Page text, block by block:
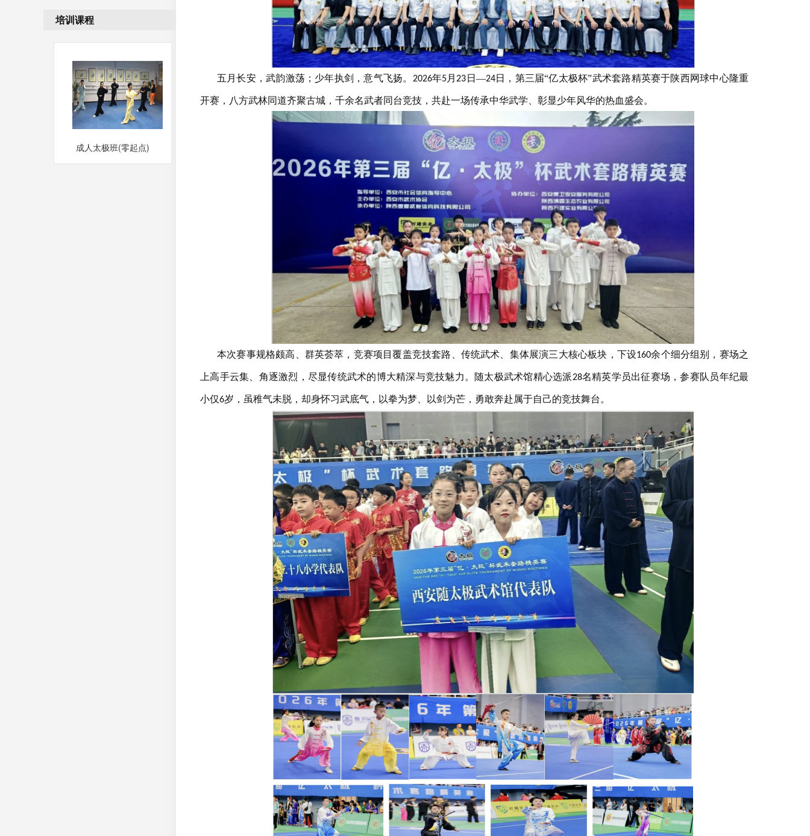
培训课程
成人太极班(零起点)
五月长安，武韵激荡；少年执剑，意气飞扬。 2026年5月 23 日—24日，第三届“亿太极杯”武术套路精英赛于陕西网球中心隆重
开赛，八方武林同道齐聚古城，千余名武者同台竞技，共赴一场传承中华武学、彰显少年风华的热血盛会。
本次赛事规格颇高、群英荟萃，竞赛项目覆盖竞技套路、传统武术、集体展演三大核心板块，下设160余个细分组别，赛场之
上高手云集、角逐激烈，尽显传统武术的博大精深与竞技魅力。随太极武术馆精心选派28名精英学员出征赛场，参赛队员年纪最
小仅6岁，虽稚气未脱，却身怀习武底气，以拳为梦、以剑为芒，勇敢奔赴属于自己的竞技舞台。